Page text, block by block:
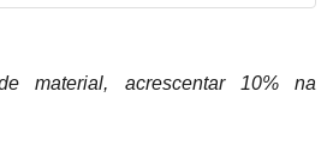
material, acrescentar 10% na